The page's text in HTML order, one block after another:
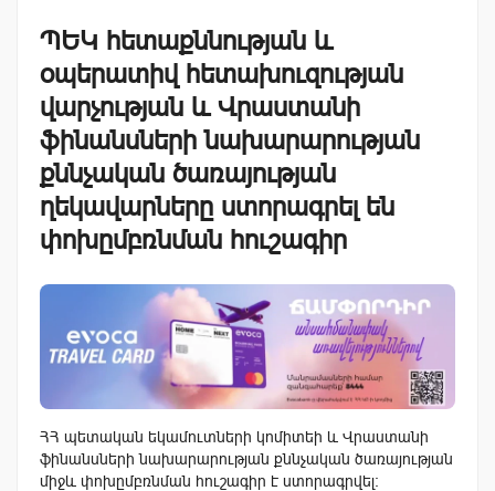
ՊԵԿ հետաքննության և
օպերատիվ հետախուզության
վարչության և Վրաստանի
ֆինանսների նախարարության
քննչական ծառայության
ղեկավարները ստորագրել են
փոխըմբռնման հուշագիր
ՀՀ պետական եկամուտների կոմիտեի և Վրաստանի
ֆինանսների նախարարության քննչական ծառայության
միջև փոխըմբռնման հուշագիր է ստորագրվել: